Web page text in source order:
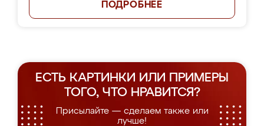
ПОДРОБНЕЕ
ЕСТЬ КАРТИНКИ ИЛИ ПРИМЕРЫ
ТОГО, ЧТО НРАВИТСЯ?
Присылайте — сделаем также или
лучше!